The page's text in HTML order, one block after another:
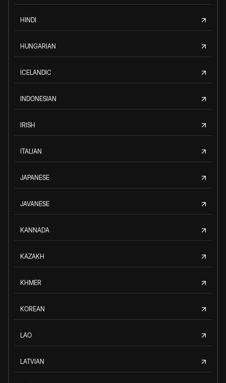
HINDI
HUNGARIAN
ICELANDIC
INDONESIAN
IRISH
ITALIAN
JAPANESE
JAVANESE
KANNADA
KAZAKH
KHMER
KOREAN
LAO
LATVIAN